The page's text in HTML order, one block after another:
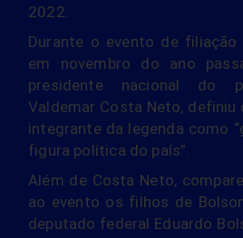
2022.
Durante o evento de filiação
em novembro do ano
presidente nacional do
Valdemar Costa Neto, definiu
integrante da legenda como
figura política do país”.
Além de Costa Neto,
ao evento os filhos de
deputado federal Eduardo